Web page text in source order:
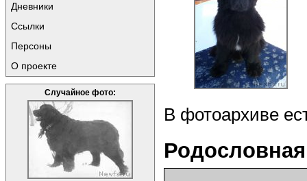
Дневники
Ссылки
Персоны
О проекте
Случайное фото:
В фотоархиве
Родословная